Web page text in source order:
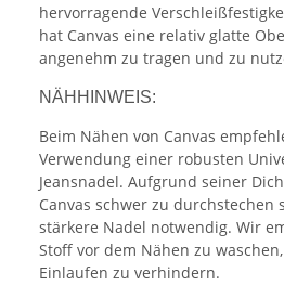
hervorragende
hat Canvas eine relativ glatte
angenehm zu tragen und zu
NÄHHINWEIS:
Beim Nähen von Canvas
Verwendung einer robusten
Jeansnadel. Aufgrund seiner
Canvas schwer zu durchstechen
stärkere Nadel notwendig. Wir
Stoff vor dem Nähen zu
Einlaufen zu verhindern.